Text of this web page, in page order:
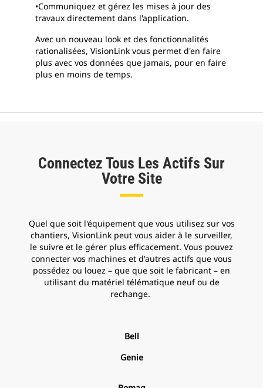
•Communiquez et gérez les mises à jour des
travaux directement dans l'application.
Avec un nouveau look et des fonctionnalités
rationalisées, VisionLink vous permet d'en faire
plus avec vos données que jamais, pour en faire
plus en moins de temps.
Connectez Tous Les Actifs Sur
Votre Site
Quel que soit l'équipement que vous utilisez sur vos
chantiers, VisionLink peut vous aider à le surveiller,
le suivre et le gérer plus efficacement. Vous pouvez
connecter vos machines et d'autres actifs que vous
possédez ou louez – que que soit le fabricant – en
utilisant du matériel télématique neuf ou de
rechange.
Bell
Genie